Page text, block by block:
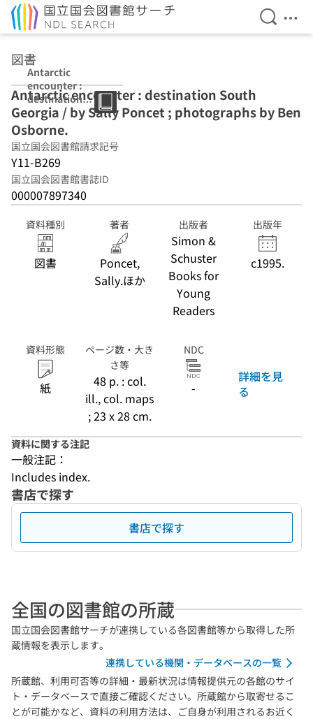
検索を
メ
図書
Antarctic
encounter :
destination
South Georgia /
by Sally Poncet ;
photographs by
Ben Osborne.
Antarctic encounter : destination South
Georgia / by Sally Poncet ; photographs by Ben
Osborne.
国立国会図書館請求記号
Y11-B269
国立国会図書館書誌ID
000007897340
資料種別
図書
著者
Poncet,
Sally.ほか
出版者
Simon &
Schuster
Books for
Young
Readers
出版年
c1995.
資料形態
紙
ページ数・大き
さ等
48 p. : col.
ill., col. maps
; 23 x 28 cm.
NDC
-
詳細を見
る
資料に関する注記
一般注記：
Includes index.
書店で探す
書店で探す
全国の図書館の所蔵
国立国会図書館サーチが連携している各図書館等から取得した所
蔵情報を表示します。
連携している機関・データベースの一覧
所蔵館、利用可否等の詳細・最新状況は情報提供元の各館のサイ
ト・データベースで直接ご確認ください。所蔵館から取寄せるこ
とが可能かなど、資料の利用方法は、ご自身が利用されるお近く